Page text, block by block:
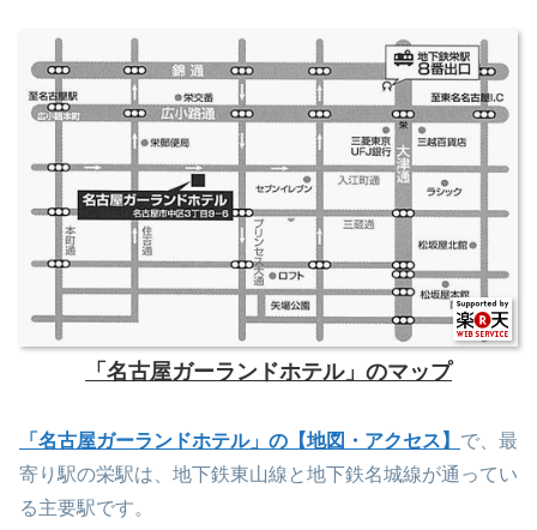
「名古屋ガーランドホテル」のマップ
「名古屋ガーランドホテル」の【地図・アクセス】 で、 最
寄り駅の栄駅は、地下鉄東山線と地下鉄名城線が通ってい
る主要駅です。